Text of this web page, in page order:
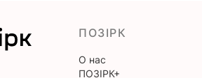
ПОЗІРК
О нас
ПОЗІРК+